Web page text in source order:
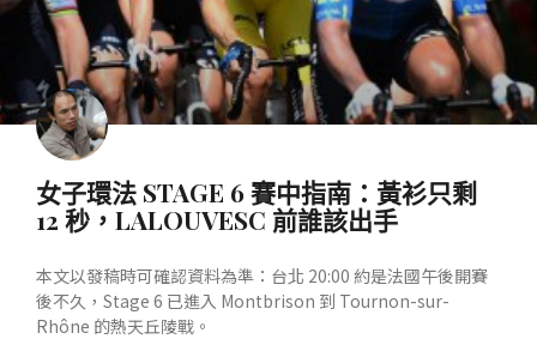
女子環法 STAGE 6 賽中指南：黃衫只剩
12 秒，LALOUVESC 前誰該出手
本文以發稿時可確認資料為準：台北 20:00 約是法國午後開賽
後不久，Stage 6 已進入 Montbrison 到 Tournon-sur-
Rhône 的熱天丘陵戰。